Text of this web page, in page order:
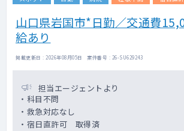
山口県岩国市*日勤／交通費
給あり
掲載更新日 : 2026年08月05日 案件番号 : 26-SU629243
担当エージェントより
・科目不問
・救急対応なし
・宿日直許可 取得済